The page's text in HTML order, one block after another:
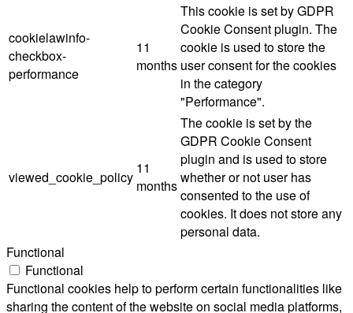
cookielawinfo-
checkbox-
performance
11
months
This cookie is set by GDPR
Cookie Consent plugin. The
cookie is used to store the
user consent for the cookies
in the category
"Performance".
viewed_cookie_policy
11
months
The cookie is set by the
GDPR Cookie Consent
plugin and is used to store
whether or not user has
consented to the use of
cookies. It does not store any
personal data.
Functional
Functional
Functional cookies help to perform certain functionalities like
sharing the content of the website on social media platforms,